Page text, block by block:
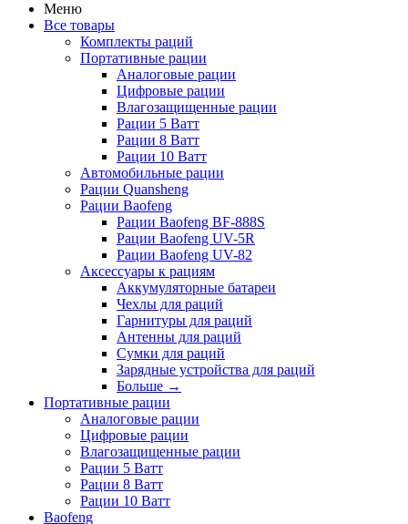
Меню
Все товары
Комплекты раций
Портативные рации
Аналоговые рации
Цифровые рации
Влагозащищенные рации
Рации 5 Ватт
Рации 8 Ватт
Рации 10 Ватт
Автомобильные рации
Рации Quansheng
Рации Baofeng
Рации Baofeng BF-888S
Рации Baofeng UV-5R
Рации Baofeng UV-82
Аксессуары к рациям
Аккумуляторные батареи
Чехлы для раций
Гарнитуры для раций
Антенны для раций
Сумки для раций
Зарядные устройства для раций
Больше →
Портативные рации
Аналоговые рации
Цифровые рации
Влагозащищенные рации
Рации 5 Ватт
Рации 8 Ватт
Рации 10 Ватт
Baofeng